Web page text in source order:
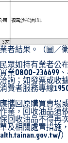
結果。（圖／衛
眾如持有業者公
業0800-236699
詢；如發票或收
費者服務專線
攜回原購買賣場
業，回收油品須
回收油品不得再
及相關處置措施